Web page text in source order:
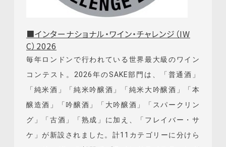
■インターナショナル・ワイン・チャレンジ（IW
C）2026
毎年ロンドンで行われている世界最大級のワイン
コンテスト。2026年のSAKE部門は、「普通酒」
「純米酒」「純米吟醸酒」「純米大吟醸酒」「本
醸造酒」「吟醸酒」「大吟醸酒」「スパークリン
グ」「古酒」「熟成」に加え、「フレイバー・サ
ケ」が新設されました。計11カテゴリーに分けら